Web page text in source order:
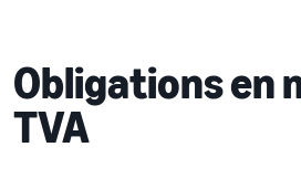
Obligations en
TVA